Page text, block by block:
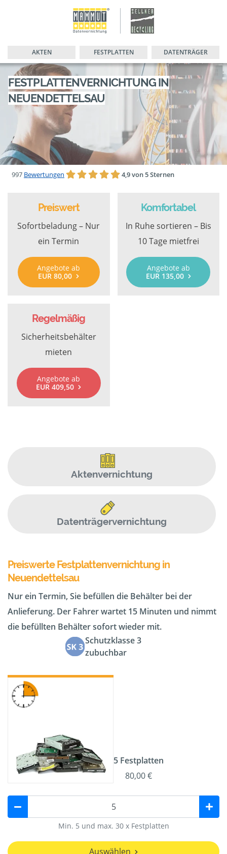
AKTEN FESTPLATTEN DATENTRÄGER
FESTPLATTENVERNICHTUNG IN
NEUENDETTELSAU
997 Bewertungen 4,9 von 5 Sternen
Preiswert
Sofortbeladung – Nur
ein Termin
Angebote ab
EUR 80,00
Komfortabel
In Ruhe sortieren – Bis
10 Tage mietfrei
Angebote ab
EUR 135,00
Regelmäßig
Sicherheitsbehälter
mieten
Angebote ab
EUR 409,50
Aktenvernichtung
Datenträgervernichtung
Preiswerte Festplattenvernichtung in
Neuendettelsau
Nur ein Termin, Sie befüllen die Behälter bei der
Anlieferung. Der Fahrer wartet 15 Minuten und nimmt
die befüllten Behälter sofort wieder mit.
Schutzklasse 3
zubuchbar
5 Festplatten
80,00 €
Min. 5 und max. 30 x Festplatten
Auswählen